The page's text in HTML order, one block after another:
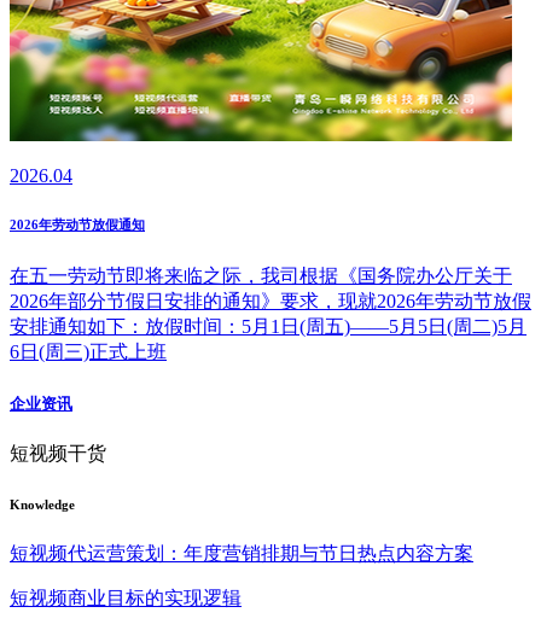
2026.04
2026年劳动节放假通知
在五一劳动节即将来临之际，我司根据《国务院办公厅关于
2026年部分节假日安排的通知》要求，现就2026年劳动节放假
安排通知如下：放假时间：5月1日(周五)——5月5日(周二)5月
6日(周三)正式上班
企业资讯
短视频干货
Knowledge
短视频代运营策划：年度营销排期与节日热点内容方案
短视频商业目标的实现逻辑